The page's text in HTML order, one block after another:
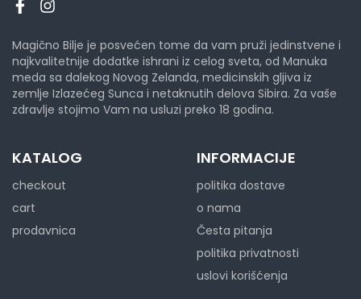
Magično Bilje je posvećen tome da vam pruži jedinstvene i
najkvalitetnije dodatke ishrani iz celog sveta, od Manuka
meda sa dalekog Novog Zelanda, medicinskih gljiva iz
zemlje Izlazećeg Sunca i netaknutih delova Sibira. Za vaše
zdravlje stojimo Vam na usluzi preko 18 godina.
KATALOG
checkout
cart
prodavnica
INFORMACIJE
politika dostave
o nama
Česta pitanja
politika privatnosti
uslovi korišćenja